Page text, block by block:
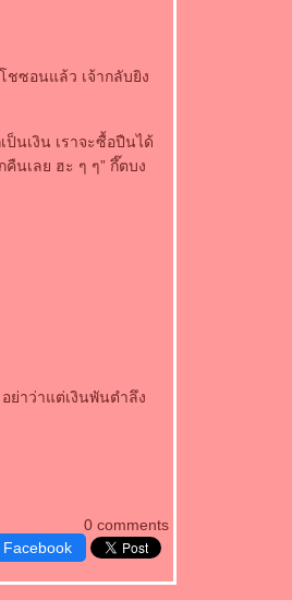
ชซอนแล้ว เจ้ากลับยิง
ป็นเงิน เราจะซื้อปืนได้
นเลย ฮะ ๆ ๆ” กึ๊ตบง
ย่าว่าแต่เงินพันตำลึง
0 comments